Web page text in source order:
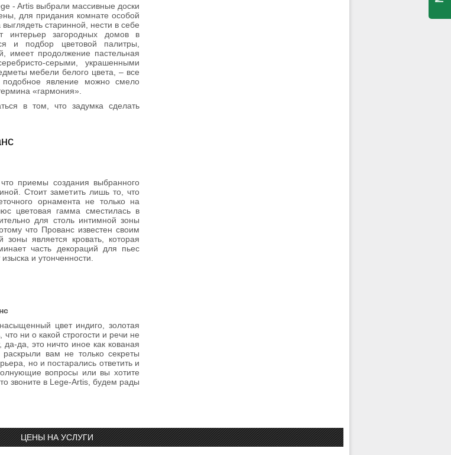
- Artis выбрали массивные доски
для придания комнате особой
старинной, нести в себе
интерьер загородных домов в
и подбор цветовой палитры,
имеет продолжение пастельная
серыми, украшенными
мебели белого цвета, – все
подобное явление можно смело
«гармония».
в том, что задумка сделать
приемы создания выбранного
Стоит заметить лишь то, что
орнамента не только на
цветовая гамма сместилась в
для столь интимной зоны
что Прованс известен своим
является кровать, которая
часть декораций для пьес
и утонченности.
цвет индиго, золотая
ни о какой строгости и речи не
да, это ничто иное как кованая
вам не только секреты
но и постарались ответить и
вопросы или вы хотите
звоните в Lege-Artis, будем рады
ЦЕНЫ НА УСЛУГИ